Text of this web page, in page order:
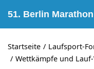
51. Berlin
Startseite
Laufsport-
Wettkämpfe und